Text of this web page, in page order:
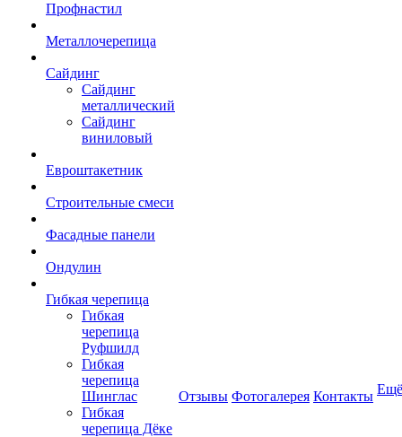
Профнастил
Металлочерепица
Сайдинг
Сайдинг
металлический
Сайдинг
виниловый
Евроштакетник
Строительные смеси
Фасадные панели
Ондулин
Гибкая черепица
Гибкая
черепица
Руфшилд
Гибкая
черепица
Шинглас
Гибкая
черепица Дёке
Отзывы Фотогалерея Контакты Ещё